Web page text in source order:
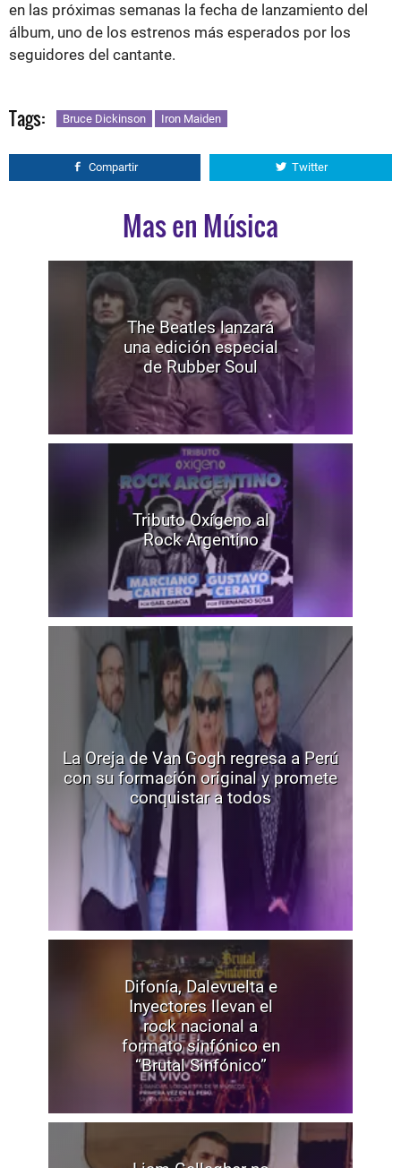
en las próximas semanas la fecha de lanzamiento del
álbum, uno de los estrenos más esperados por los
seguidores del cantante.
Tags: Bruce Dickinson Iron Maiden
Compartir Twitter
Mas en Música
The Beatles lanzará
una edición especial
de Rubber Soul
Tributo Oxígeno al
Rock Argentino
La Oreja de Van Gogh regresa a Perú
con su formación original y promete
conquistar a todos
Difonía, Dalevuelta e
Inyectores llevan el
rock nacional a
formato sinfónico en
“Brutal Sinfónico”